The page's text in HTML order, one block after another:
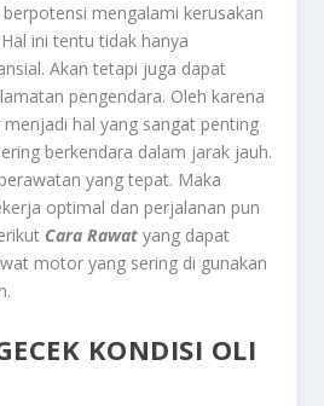
mengalami kerusakan
ini tentu tidak hanya
Akan tetapi juga dapat
pengendara. Oleh karena
hal yang sangat penting
berkendara dalam jarak jauh.
perawatan yang tepat. Maka
optimal dan perjalanan pun
Cara Rawat yang dapat
motor yang sering di gunakan
KONDISI OLI